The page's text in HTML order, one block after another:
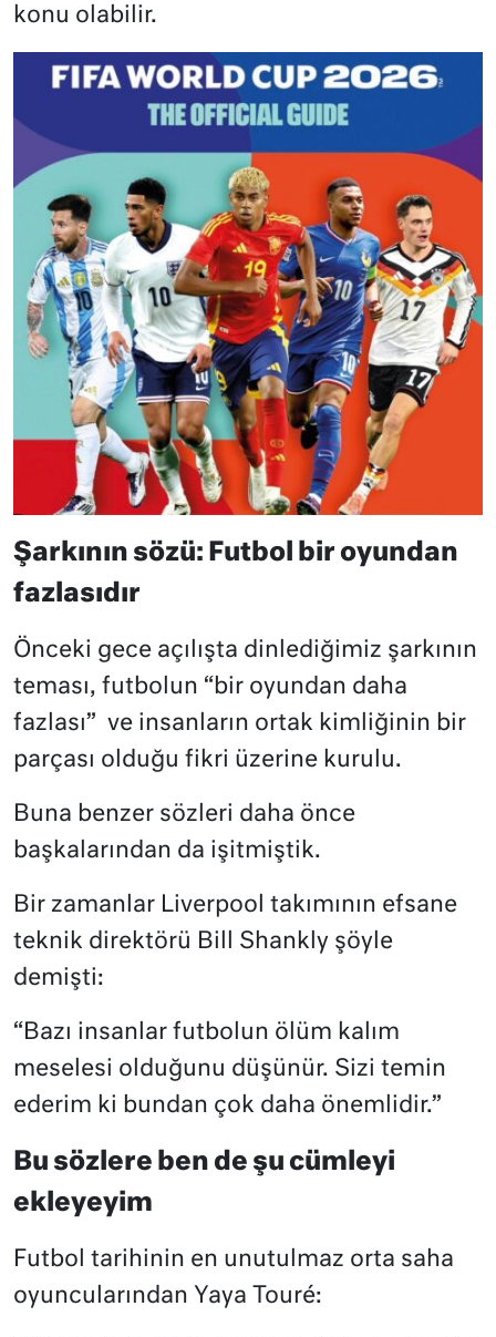
konu olabilir.
Şarkının sözü: Futbol bir oyundan
fazlasıdır
Önceki gece açılışta dinlediğimiz şarkının
teması, futbolun “bir oyundan daha
fazlası” ve insanların ortak kimliğinin bir
parçası olduğu fikri üzerine kurulu.
Buna benzer sözleri daha önce
başkalarından da işitmiştik.
Bir zamanlar Liverpool takımının efsane
teknik direktörü Bill Shankly şöyle
demişti:
“Bazı insanlar futbolun ölüm kalım
meselesi olduğunu düşünür. Sizi temin
ederim ki bundan çok daha önemlidir.”
Bu sözlere ben de şu cümleyi
ekleyeyim
Futbol tarihinin en unutulmaz orta saha
oyuncularından Yaya Touré: